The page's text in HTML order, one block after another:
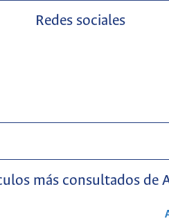
Redes sociales
más consultados de